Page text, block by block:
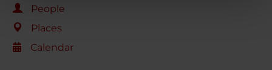
pubblicità e social media, i quali potrebbero combinarle
con altre informazioni che hai fornito loro o che hanno
raccolto dal tuo utilizzo dei loro servizi.
People
Places
Calendar